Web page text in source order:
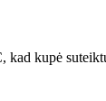
kad kupė